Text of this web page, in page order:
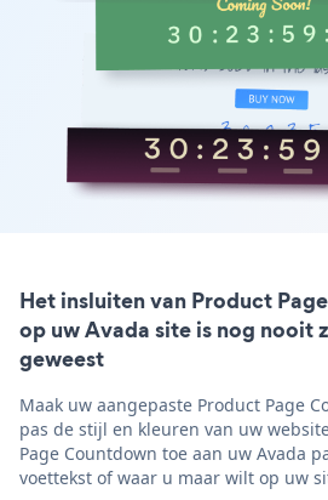
Het insluiten van Product
op uw Avada site is nog nooit
geweest
Maak uw aangepaste Product Page
pas de stijl en kleuren van uw
Page Countdown toe aan uw Avada
voettekst of waar u maar wilt op uw